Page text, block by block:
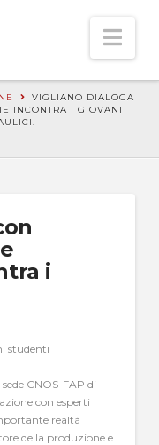
VIGLIANO DIALOGA
INCONTRA I GIOVANI
i
studenti
CNOS-FAP di
con esperti
realtà
della produzione e